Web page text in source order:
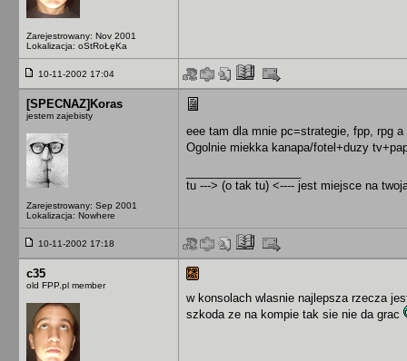
Zarejestrowany: Nov 2001
Lokalizacja: oStRoŁęKa
10-11-2002 17:04
[SPECNAZ]Koras
jestem zajebisty
Zarejestrowany: Sep 2001
Lokalizacja: Nowhere
eee tam dla mnie pc=strategie, fpp, rpg
Ogolnie miekka kanapa/fotel+duzy
tu ---> (o tak tu) <---- jest miejsce na
10-11-2002 17:18
c35
old FPP.pl member
w konsolach wlasnie najlepsza rzecza
szkoda ze na kompie tak sie nie da grac